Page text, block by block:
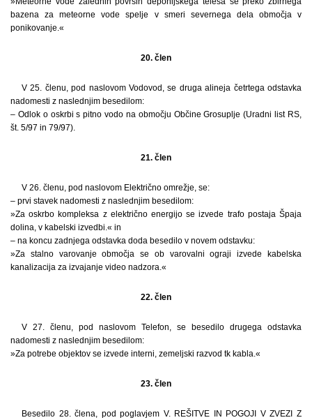
bazena za meteorne vode spelje v smeri severnega dela območja v
ponikovanje.«
20. člen
V 25. členu, pod naslovom Vodovod, se druga alineja četrtega odstavka
nadomesti z naslednjim besedilom:
– Odlok o oskrbi s pitno vodo na območju Občine Grosuplje (Uradni list RS,
št. 5/97 in 79/97).
21. člen
V 26. členu, pod naslovom Električno omrežje, se:
– prvi stavek nadomesti z naslednjim besedilom:
»Za oskrbo kompleksa z električno energijo se izvede trafo postaja Špaja
dolina, v kabelski izvedbi.« in
– na koncu zadnjega odstavka doda besedilo v novem odstavku:
»Za stalno varovanje območja se ob varovalni ograji izvede kabelska
kanalizacija za izvajanje video nadzora.«
22. člen
V 27. členu, pod naslovom Telefon, se besedilo drugega odstavka
nadomesti z naslednjim besedilom:
»Za potrebe objektov se izvede interni, zemeljski razvod tk kabla.«
23. člen
Besedilo 28. člena, pod poglavjem V. REŠITVE IN POGOJI V ZVEZI Z